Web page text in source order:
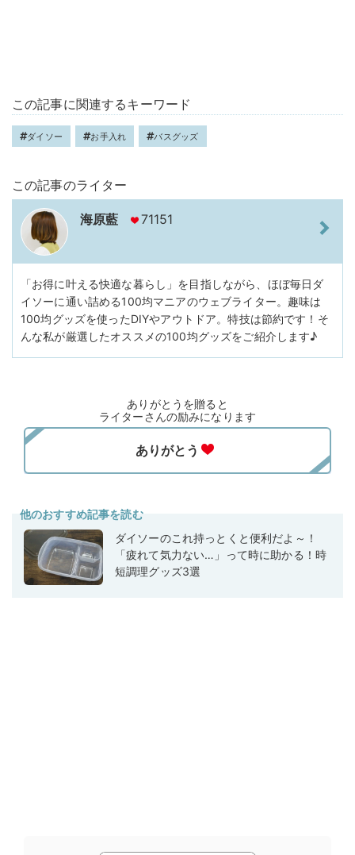
この記事に関連するキーワード
ダイソー お手入れ バスグッズ
この記事のライター
海原藍 71151
「お得に叶える快適な暮らし」を目指しながら、ほぼ毎日ダ
イソーに通い詰める100均マニアのウェブライター。趣味は
100均グッズを使ったDIYやアウトドア。特技は節約です！そ
んな私が厳選したオススメの100均グッズをご紹介します♪
ありがとうを贈ると
ライターさんの励みになります
他のおすすめ記事を読む
ダイソーのこれ持っとくと便利だよ～！
「疲れて気力ない…」って時に助かる！時
短調理グッズ3選